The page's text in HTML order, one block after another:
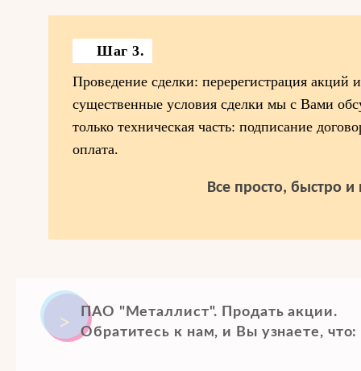
Шаг 3.
Проведение сделки: перерегистрация акций
существенные условия сделки мы с Вами
только техническая часть: подписание
оплата.
Все просто, быстро и
ПАО "Металлист". Продать акции.
Обратитесь к нам, и Вы узнаете, что: